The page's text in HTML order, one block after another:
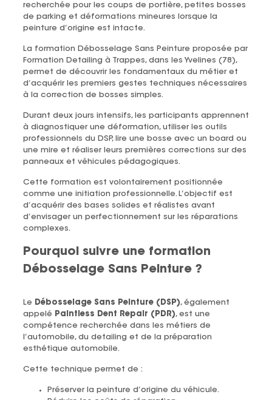
recherchée pour les coups de portière, petites bosses
de parking et déformations mineures lorsque la
peinture d’origine est intacte.
La formation Débosselage Sans Peinture proposée par
Formation Detailing à Trappes, dans les Yvelines (78),
permet de découvrir les fondamentaux du métier et
d’acquérir les premiers gestes techniques nécessaires
à la correction de bosses simples.
Durant deux jours intensifs, les participants apprennent
à diagnostiquer une déformation, utiliser les outils
professionnels du DSP, lire une bosse avec un board ou
une mire et réaliser leurs premières corrections sur des
panneaux et véhicules pédagogiques.
Cette formation est volontairement positionnée
comme une initiation professionnelle. L’objectif est
d’acquérir des bases solides et réalistes avant
d’envisager un perfectionnement sur les réparations
complexes.
Pourquoi suivre une formation
Débosselage Sans Peinture ?
Le Débosselage Sans Peinture (DSP), également
appelé
Paintless Dent Repair (PDR), est une
compétence recherchée dans les métiers de
l’automobile, du detailing et de la préparation
esthétique automobile.
Cette technique permet de :
Préserver la peinture d’origine du véhicule.